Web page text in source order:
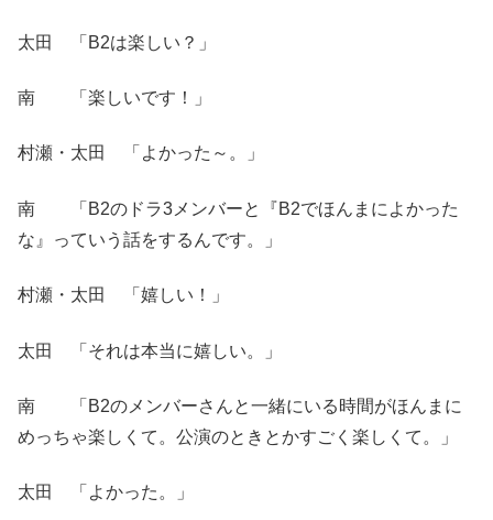
太田 「B2は楽しい？」
南 「楽しいです！」
村瀬・太田 「よかった～。」
南 「B2のドラ3メンバーと『B2でほんまによかった
な』っていう話をするんです。」
村瀬・太田 「嬉しい！」
太田 「それは本当に嬉しい。」
南 「B2のメンバーさんと一緒にいる時間がほんまに
めっちゃ楽しくて。公演のときとかすごく楽しくて。」
太田 「よかった。」